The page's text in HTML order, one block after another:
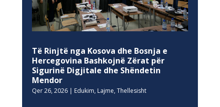
Të Rinjtë nga Kosova dhe Bosnja e
Hercegovina Bashkojnë Zërat për
Sigurinë Digjitale dhe Shëndetin
Mendor
Qer 26, 2026| Edukim, Lajme, Thellesisht